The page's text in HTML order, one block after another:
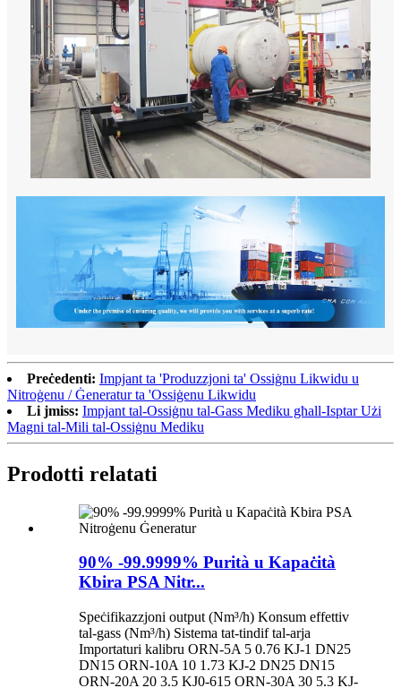
Preċedenti: Impjant ta 'Produzzjoni ta' Ossiġnu Likwidu u
Nitroġenu / Ġeneratur ta 'Ossiġenu Likwidu
Li jmiss: Impjant tal-Ossiġnu tal-Gass Mediku għall-Isptar Użi
Magni tal-Mili tal-Ossiġnu Mediku
Prodotti relatati
90% -99.9999% Purità u Kapaċità
Kbira PSA Nitr...
Speċifikazzjoni output (Nm³/h) Konsum effettiv
tal-gass (Nm³/h) Sistema tat-tindif tal-arja
Importaturi kalibru ORN-5A 5 0.76 KJ-1 DN25
DN15 ORN-10A 10 1.73 KJ-2 DN25 DN15
ORN-20A 20 3.5 KJ0-615 ORN-30A 30 5.3 KJ-